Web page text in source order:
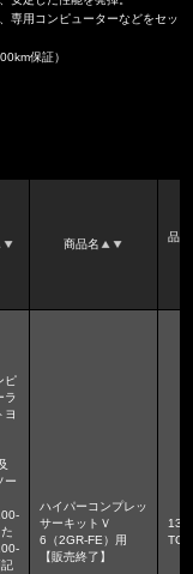
専用コンピューターなどをセッ
保証）
商品名
品
ピ
ラ
ヨ
ー
ハイパーコンプレッ
サーキットＶ
6（2GR-FE）用
【販売終了】